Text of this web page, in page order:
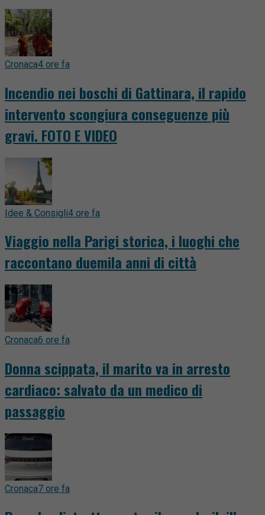
Cronaca4 ore fa
Incendio nei boschi di Gattinara, il rapido
intervento scongiura conseguenze più
gravi. FOTO E VIDEO
Idee & Consigli4 ore fa
Viaggio nella Parigi storica, i luoghi che
raccontano duemila anni di città
Cronaca6 ore fa
Donna scippata, il marito va in arresto
cardiaco: salvato da un medico di
passaggio
Cronaca7 ore fa